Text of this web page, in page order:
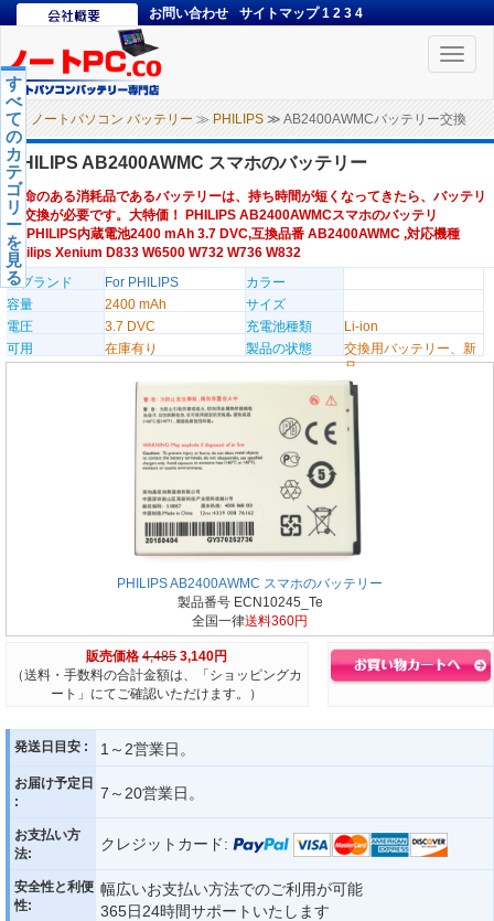
お問い合わせ サイトマップ 1 2 3 4
Toggle
ノートパソコン バッテリー ≫ PHILIPS ≫ AB2400AWMCバッテリー交換
す
べ
て
の
カ
テ
ゴ
リ
ー
を
見
る
PHILIPS AB2400AWMC スマホのバッテリー
寿命のある消耗品であるバッテリーは、持ち時間が短くなってきたら、バッテリ
ー交換が必要です。大特価！ PHILIPS AB2400AWMCスマホのバッテリ
ー,PHILIPS内蔵電池2400 mAh 3.7 DVC,互換品番 AB2400AWMC ,対応機種
Philips Xenium D833 W6500 W732 W736 W832
のブランド
For PHILIPS
カラー
容量
2400 mAh
サイズ
電圧
3.7 DVC 充電池種類
Li-ion
可用
在庫有り 製品の状態
交換用バッテリー、新
品
PHILIPS AB2400AWMC スマホのバッテリー
製品番号 ECN10245_Te
全国一律送料360円
販売価格 4,485 3,140円
（送料・手数料の合計金額は、「ショッピングカ
ート」にてご確認いただけます。）
発送日目安 : 1～2営業日。
お届け予定日
:
7～20営業日。
お支払い方
法:
クレジットカード:
安全性と利便
性:
幅広いお支払い方法でのご利用が可能
365日24時間サポートいたします